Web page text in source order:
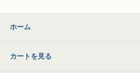
ホーム
カートを見る